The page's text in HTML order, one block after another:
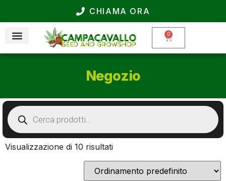
CHIAMA ORA
0
Negozio
Visualizzazione di 10 risultati